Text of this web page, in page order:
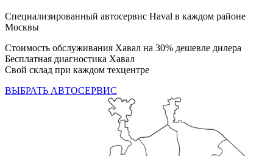
Специализированный автосервис Haval в каждом районе
Москвы
Стоимость обслуживания Хавал на 30% дешевле дилера
Бесплатная диагностика Хавал
Свой склад при каждом техцентре
ВЫБРАТЬ АВТОСЕРВИС